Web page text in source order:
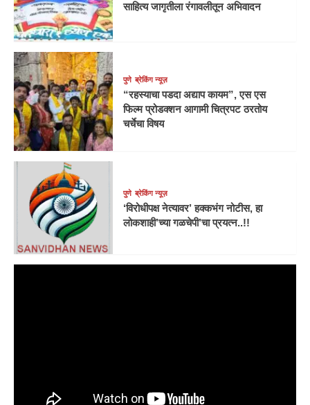
साहित्य जागृतीला रंगावलीतून अभिवादन
पुणे ब्रेकिंग न्यूज़
“रहस्याचा पडदा अद्याप कायम”, एस एस
फिल्म प्रोडक्शन आगामी चित्रपट ठरतोय
चर्चेचा विषय
पुणे ब्रेकिंग न्यूज़
‘विरोधीपक्ष नेत्यावर’ हक्कभंग नोटीस, हा
लोकशाही’च्या गळचेपी’चा प्रयत्न..!!